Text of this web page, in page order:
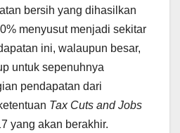
bersih yang dihasilkan
menyusut menjadi sekitar
ini, walaupun besar,
untuk sepenuhnya
pendapatan dari
Tax Cuts and Jobs
yang akan berakhir.